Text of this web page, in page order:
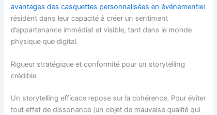
avantages des casquettes personnalisées en événementiel
résident dans leur capacité à créer un sentiment
d’appartenance immédiat et visible, tant dans le monde
physique que digital.
Rigueur stratégique et conformité pour un storytelling
crédible
Un storytelling efficace repose sur la cohérence. Pour éviter
tout effet de dissonance (un objet de mauvaise qualité qui